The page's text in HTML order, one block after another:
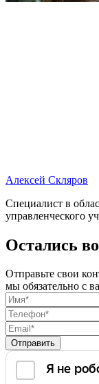
Алексей Скляров
Специалист в
управленческого
Остались
Отправьте свои
мы обязательно с
Отправить